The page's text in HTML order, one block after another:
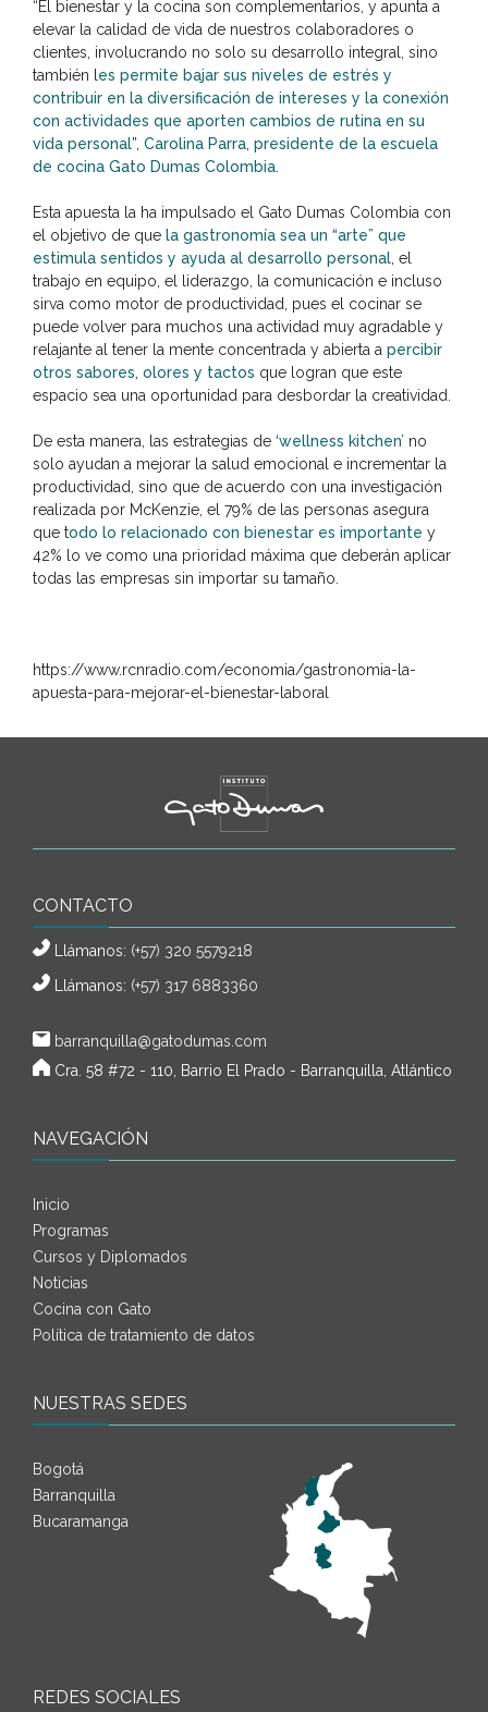
“El bienestar y la cocina son complementarios, y apunta a
elevar la calidad de vida de nuestros colaboradores o
clientes, involucrando no solo su desarrollo integral, sino
también l es permite bajar sus niveles de estrés y
contribuir en la diversificación de intereses y la conexión
con actividades que aporten cambios de rutina en su
vida personal”, Carolina Parra, presidente de la escuela
de cocina Gato Dumas Colombia.
Esta apuesta la ha impulsado el Gato Dumas Colombia con
el objetivo de que la gastronomía sea un “arte” que
estimula sentidos y ayuda al desarrollo personal , el
trabajo en equipo, el liderazgo, la comunicación e incluso
sirva como motor de productividad, pues el cocinar se
puede volver para muchos una actividad muy agradable y
relajante al tener la mente concentrada y abierta a percibir
otros sabores, olores y tactos que logran que este
espacio sea una oportunidad para desbordar la creatividad.
De esta manera, las estrategias de ‘wellness kitchen’ no
solo ayudan a mejorar la salud emocional e incrementar la
productividad, sino que de acuerdo con una investigación
realizada por McKenzie, el 79% de las personas asegura
que todo lo relacionado con bienestar es importante y
42% lo ve como una prioridad máxima que deberán aplicar
todas las empresas sin importar su tamaño.
https://www.rcnradio.com/economia/gastronomia-la-
apuesta-para-mejorar-el-bienestar-laboral
CONTACTO
Llámanos: (+57) 320 5579218
Llámanos: (+57) 317 6883360
barranquilla@gatodumas.com
Cra. 58 #72 - 110, Barrio El Prado - Barranquilla, Atlántico
NAVEGACIÓN
Inicio
Programas
Cursos y Diplomados
Noticias
Cocina con Gato
Política de tratamiento de datos
NUESTRAS SEDES
Bogotá
Barranquilla
Bucaramanga
REDES SOCIALES